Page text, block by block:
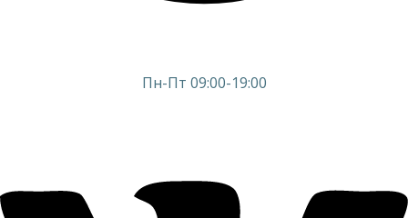
Пн-Пт 09:00-19:00